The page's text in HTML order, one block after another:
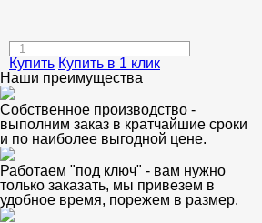
Купить Купить в 1 клик
Наши преимущества
Собственное производство -
выполним заказ в кратчайшие сроки
и по наиболее выгодной цене.
Работаем "под ключ" - вам нужно
только заказать, мы привезем в
удобное время, порежем в размер.